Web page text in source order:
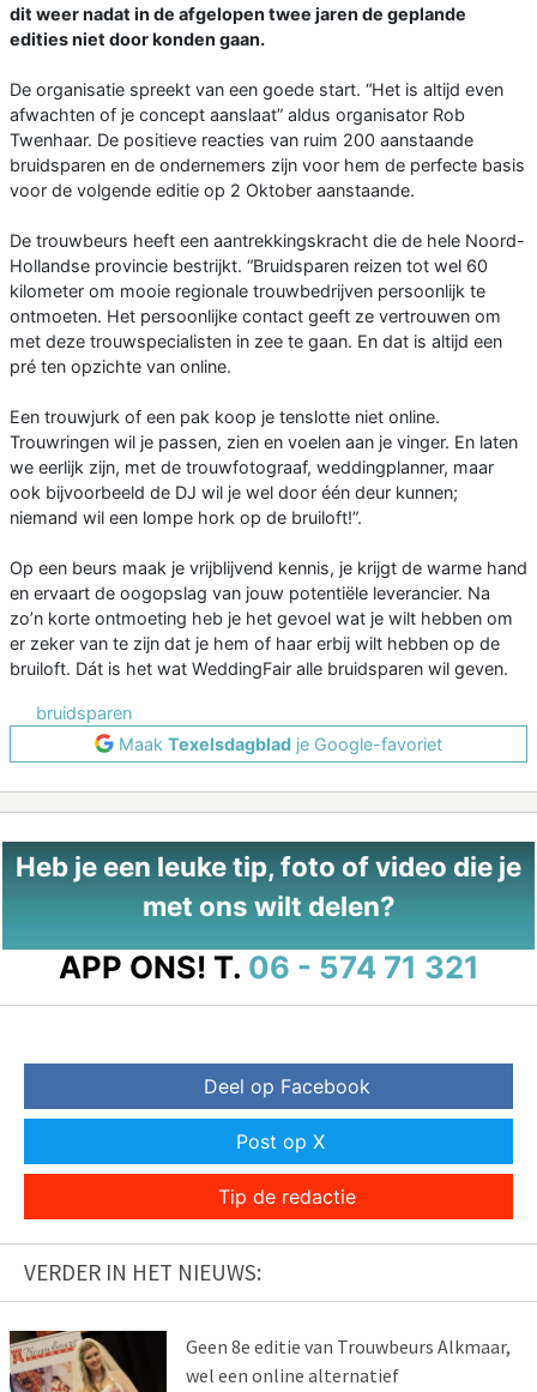
dit weer nadat in de afgelopen twee jaren de geplande
edities niet door konden gaan.
De organisatie spreekt van een goede start. “Het is altijd even
afwachten of je concept aanslaat” aldus organisator Rob
Twenhaar. De positieve reacties van ruim 200 aanstaande
bruidsparen en de ondernemers zijn voor hem de perfecte basis
voor de volgende editie op 2 Oktober aanstaande.
De trouwbeurs heeft een aantrekkingskracht die de hele Noord-
Hollandse provincie bestrijkt. “Bruidsparen reizen tot wel 60
kilometer om mooie regionale trouwbedrijven persoonlijk te
ontmoeten. Het persoonlijke contact geeft ze vertrouwen om
met deze trouwspecialisten in zee te gaan. En dat is altijd een
pré ten opzichte van online.
Een trouwjurk of een pak koop je tenslotte niet online.
Trouwringen wil je passen, zien en voelen aan je vinger. En laten
we eerlijk zijn, met de trouwfotograaf, weddingplanner, maar
ook bijvoorbeeld de DJ wil je wel door één deur kunnen;
niemand wil een lompe hork op de bruiloft!”.
Op een beurs maak je vrijblijvend kennis, je krijgt de warme hand
en ervaart de oogopslag van jouw potentiële leverancier. Na
zo’n korte ontmoeting heb je het gevoel wat je wilt hebben om
er zeker van te zijn dat je hem of haar erbij wilt hebben op de
bruiloft. Dát is het wat WeddingFair alle bruidsparen wil geven.
bruidsparen
Maak Texelsdagblad je Google-favoriet
Heb je een leuke tip, foto of video die je
met ons wilt delen?
APP ONS! T. 06 - 574 71 321
Deel op Facebook
Post op X
Tip de redactie
VERDER IN HET NIEUWS:
Geen 8e editie van Trouwbeurs Alkmaar,
wel een online alternatief